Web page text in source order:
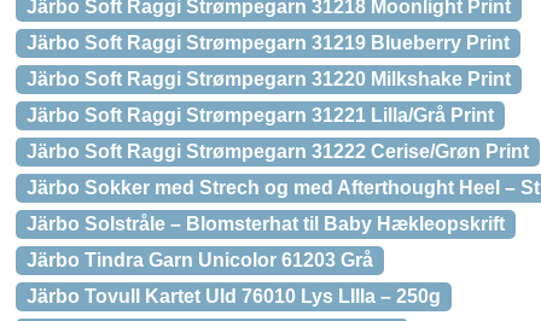
Järbo Soft Raggi Strømpegarn 31218 Moonlight Print
Järbo Soft Raggi Strømpegarn 31219 Blueberry Print
Järbo Soft Raggi Strømpegarn 31220 Milkshake Print
Järbo Soft Raggi Strømpegarn 31221 Lilla/Grå Print
Järbo Soft Raggi Strømpegarn 31222 Cerise/Grøn Print
Järbo Sokker med Strech og med Afterthought Heel –
Järbo Solstråle – Blomsterhat til Baby Hækleopskrift
Järbo Tindra Garn Unicolor 61203 Grå
Järbo Tovull Kartet Uld 76010 Lys LIlla – 250g